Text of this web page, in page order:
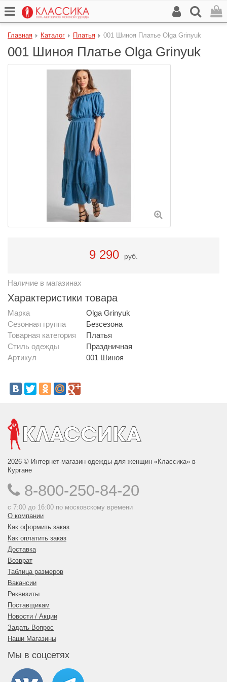
Главная Каталог Платья 001 Шиноя Платье Olga Grinyuk
001 Шиноя Платье Olga Grinyuk
9 290 руб.
Наличие в магазинах
Характеристики товара
Марка
Olga Grinyuk
Сезонная группа
Безсезона
Товарная категория
Платья
Стиль одежды
Праздничная
Артикул
001 Шиноя
2026 © Интернет-магазин одежды для женщин «Классика» в
Кургане
8-800-250-84-20
с 7:00 до 16:00 по московскому времени
О компании
Как оформить заказ
Как оплатить заказ
Доставка
Возврат
Таблица размеров
Вакансии
Реквизиты
Поставщикам
Новости / Акции
Задать Вопрос
Наши Магазины
Мы в соцсетях